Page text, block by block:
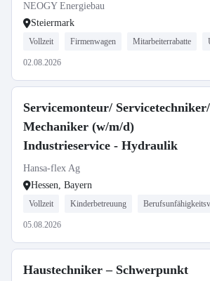
NEOGY Energiebau
Steiermark
Vollzeit Firmenwagen Mitarbeiterrabatte
02.08.2026
Servicemonteur/ Servicetechniker/
Mechaniker (w/m/d)
Industrieservice - Hydraulik
Hansa-flex Ag
Hessen, Bayern
Vollzeit Kinderbetreuung
05.08.2026
Haustechniker – Schwerpunkt